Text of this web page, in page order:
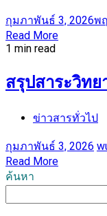
กุมภาพันธ์ 3, 2026พ
Read More
1 min read
สรุปสาระวิท
ข่าวสารทั่วไป
กุมภาพันธ์ 3, 2026
Read More
ค้นหา